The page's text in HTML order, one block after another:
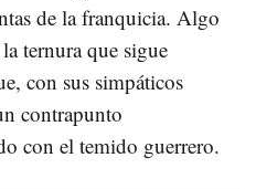
de la franquicia. Algo
ternura que sigue
con sus simpáticos
contrapunto
con el temido guerrero.